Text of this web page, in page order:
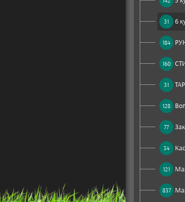
31 6
184
160
31
128
77
34
121
837